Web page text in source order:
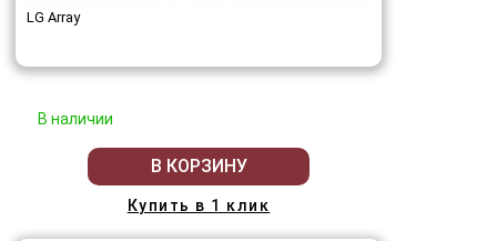
LG Array
В наличии
В КОРЗИНУ
Купить в 1 клик